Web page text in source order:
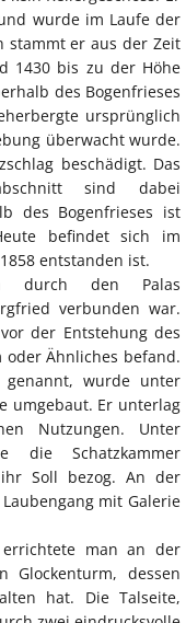
wurde im Laufe der
stammt er aus der Zeit
1430 bis zu der Höhe
des Bogenfrieses
ursprünglich
überwacht wurde.
beschädigt. Das
sind dabei
des Bogenfrieses ist
befindet sich im
entstanden ist.
durch den Palas
verbunden war.
der Entstehung des
oder Ähnliches befand.
genannt, wurde unter
umgebaut. Er unterlag
Nutzungen. Unter
die Schatzkammer
Soll bezog. An der
mit Galerie
man an der
Glockenturm, dessen
hat. Die Talseite,